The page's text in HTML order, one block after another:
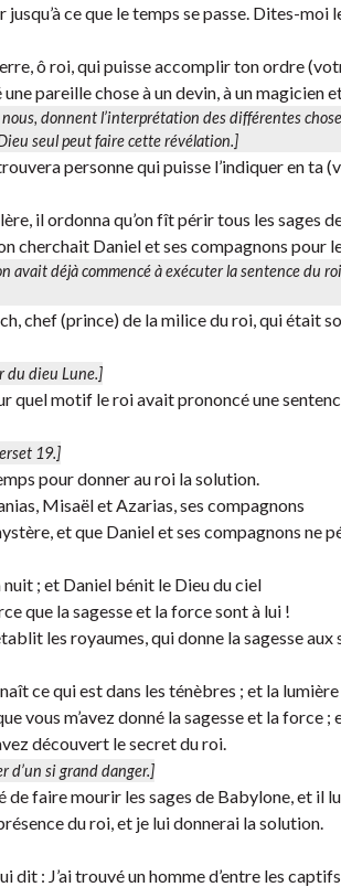
ce que le temps se passe. Dites-moi
ô roi, qui puisse accomplir ton ordre
pareille chose à un devin, à un magicien
donnent l’interprétation des différentes
seul peut faire cette révélation.]
personne qui puisse l’indiquer en ta
il ordonna qu’on fît périr tous les sages
cherchait Daniel et ses compagnons pour
avait déjà commencé à exécuter la sentence du
chef (prince) de la milice du roi, qui était
du dieu Lune.]
quel motif le roi avait prononcé une
19.]
pour donner au roi la solution.
Misaël et Azarias, ses compagnons
et que Daniel et ses compagnons ne
; et Daniel bénit le Dieu du ciel
que la sagesse et la force sont à lui !
les royaumes, qui donne la sagesse aux
ce qui est dans les ténèbres ; et la lumière
vous m’avez donné la sagesse et la force
découvert le secret du roi.
d’un si grand danger.]
faire mourir les sages de Babylone, et il
du roi, et je lui donnerai la solution.
: J’ai trouvé un homme d’entre les